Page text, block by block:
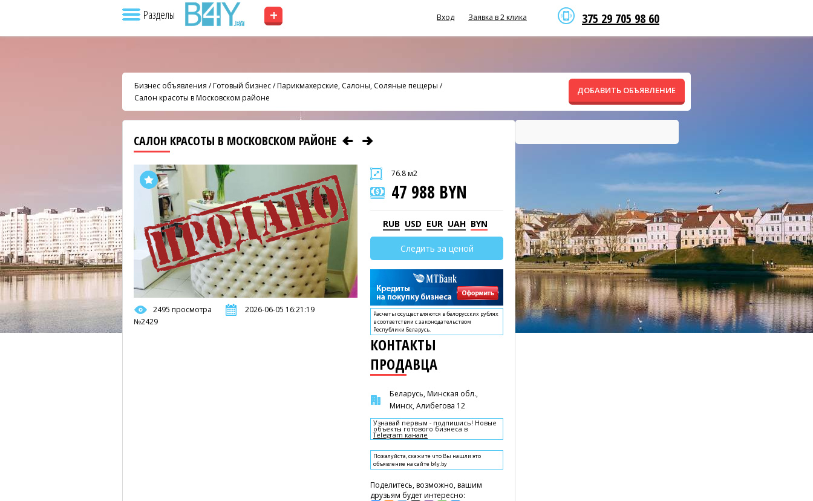
Разделы + 375 29 705 98 60
Вход Заявка в 2 клика
Бизнес объявления /Готовый бизнес/Парикмахерские, Салоны, Соляные пещеры /
Салон красоты в Московском районе
ДОБАВИТЬ ОБЪЯВЛЕНИЕ
САЛОН КРАСОТЫ В МОСКОВСКОМ РАЙОНЕ
2495 просмотра
2026-06-05 16:21:19
№2429
76.8 м2
47 988 BYN
RUB USD EUR UAH BYN
Следить за ценой
Расчеты осуществляются в белорусских рублях
в соответствии с законодательством
Республики Беларусь.
КОНТАКТЫ
ПРОДАВЦА
Беларусь, Минская обл.,
Минск, Алибегова 12
Узнавай первым - подпишись! Новые
объекты готового бизнеса в
Telegram канале
Пожалуйста, скажите что Вы нашли это
объявление на сайте b4y.by
Поделитесь, возможно, вашим
друзьям будет интересно: